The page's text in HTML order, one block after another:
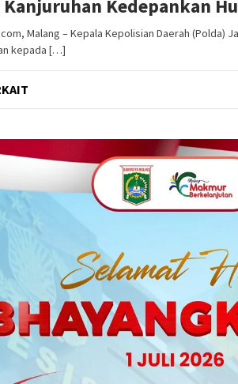
Kedepankan
Malang – Kepala Kepolisian Daerah (Polda)
kepada […]